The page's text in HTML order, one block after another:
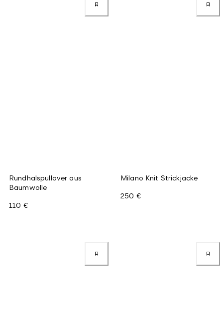
Rundhalspullover aus
Baumwolle
110 €
Milano Knit Strickjacke
250 €